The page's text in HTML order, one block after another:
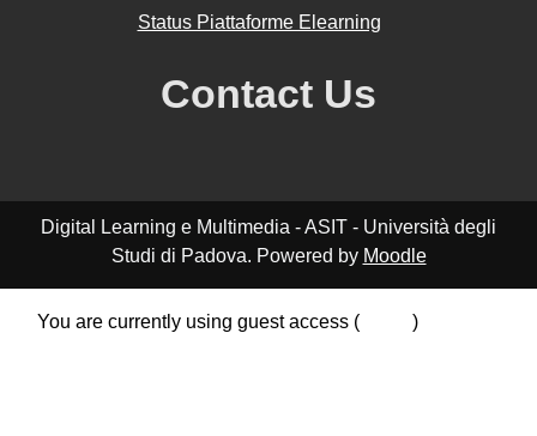
Status Piattaforme Elearning
Contact Us
Digital Learning e Multimedia - ASIT - Università degli
Studi di Padova. Powered by Moodle
You are currently using guest access (
)